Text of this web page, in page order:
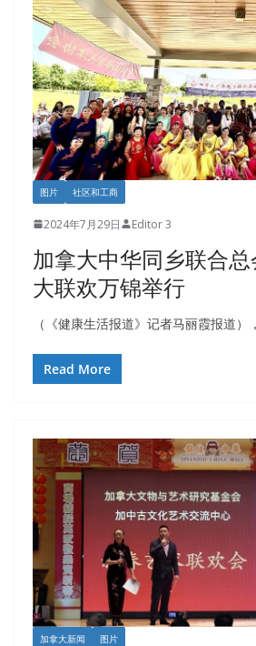
图片 社区和工商
2024年7月29日 Editor 3
加拿大中华同乡联合
大联欢万锦举行
（《健康生活报道》记者马丽霞报道）
Read More
加拿大新闻 图片